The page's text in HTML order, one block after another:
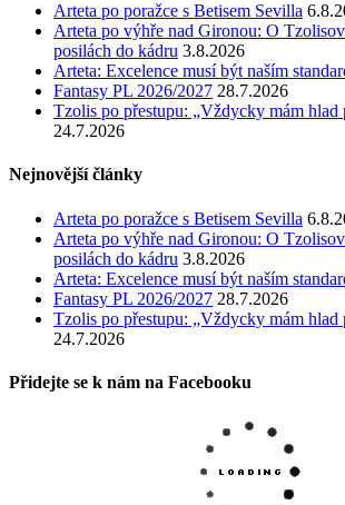
Arteta po poražce s Betisem Sevilla
Arteta po výhře nad Gironou: O
posilách do kádru 3.8.2026
Arteta: Excelence musí být naším
Fantasy PL 2026/2027 28.7.2026
Tzolis po přestupu: „Vždycky mám hlad
24.7.2026
Nejnovější články
Arteta po poražce s Betisem Sevilla
Arteta po výhře nad Gironou: O
posilách do kádru 3.8.2026
Arteta: Excelence musí být naším
Fantasy PL 2026/2027 28.7.2026
Tzolis po přestupu: „Vždycky mám hlad
24.7.2026
Přidejte se k nám na Facebooku